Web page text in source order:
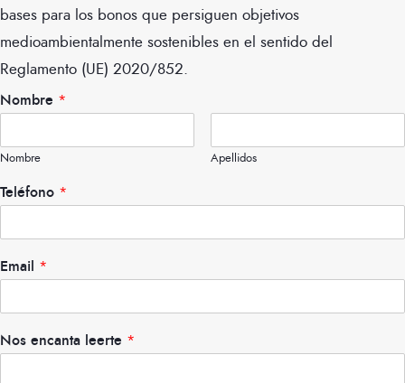
bases para los bonos que persiguen objetivos
medioambientalmente sostenibles en el sentido del
Reglamento (UE) 2020/852.
Nombre *
Nombre Apellidos
Teléfono *
Email *
Nos encanta leerte *